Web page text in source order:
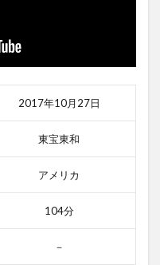
2017年10月27日
東宝東和
アメリカ
104分
－